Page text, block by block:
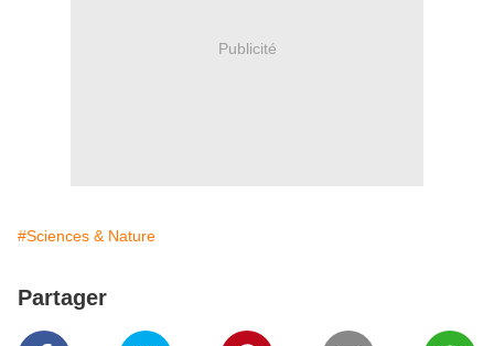
Publicité
#Sciences & Nature
Partager